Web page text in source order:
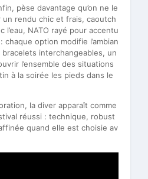
pèse davantage qu’on ne le
rendu chic et frais, caoutch
l’eau, NATO rayé pour accentu
chaque option modifie l’ambian
bracelets interchangeables, un
l’ensemble des situations
à la soirée les pieds dans le
la diver apparaît comme
réussi : technique, robust
quand elle est choisie av